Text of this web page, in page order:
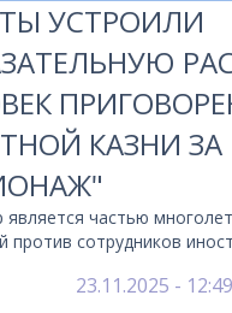
УСТРОИЛИ
КАЗНИ ЗА
является частью
против сотрудников
23.11.2025 - 12:49